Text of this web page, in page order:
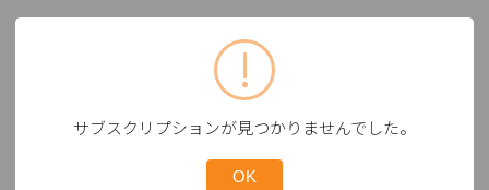
サブスクリプションが見つかりませんでした。
OK